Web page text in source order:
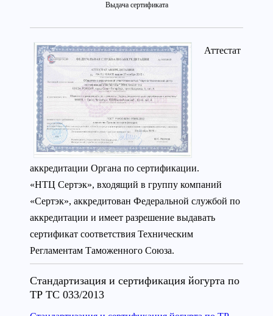
Выдача сертификата
Аттестат
аккредитации Органа по сертификации.
«НТЦ Сертэк», входящий в группу компаний
«Сертэк», аккредитован Федеральной службой по
аккредитации и имеет разрешение выдавать
сертификат соответствия Техническим
Регламентам Таможенного Союза.
Стандартизация и сертификация йогурта по
ТР ТС 033/2013